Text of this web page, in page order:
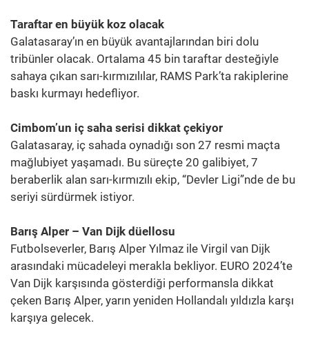
Taraftar en büyük koz olacak
Galatasaray’ın en büyük avantajlarından biri dolu
tribünler olacak. Ortalama 45 bin taraftar desteğiyle
sahaya çıkan sarı-kırmızılılar, RAMS Park’ta rakiplerine
baskı kurmayı hedefliyor.
Cimbom’un iç saha serisi dikkat çekiyor
Galatasaray, iç sahada oynadığı son 27 resmi maçta
mağlubiyet yaşamadı. Bu süreçte 20 galibiyet, 7
beraberlik alan sarı-kırmızılı ekip, “Devler Ligi”nde de bu
seriyi sürdürmek istiyor.
Barış Alper – Van Dijk düellosu
Futbolseverler, Barış Alper Yılmaz ile Virgil van Dijk
arasındaki mücadeleyi merakla bekliyor. EURO 2024’te
Van Dijk karşısında gösterdiği performansla dikkat
çeken Barış Alper, yarın yeniden Hollandalı yıldızla karşı
karşıya gelecek.